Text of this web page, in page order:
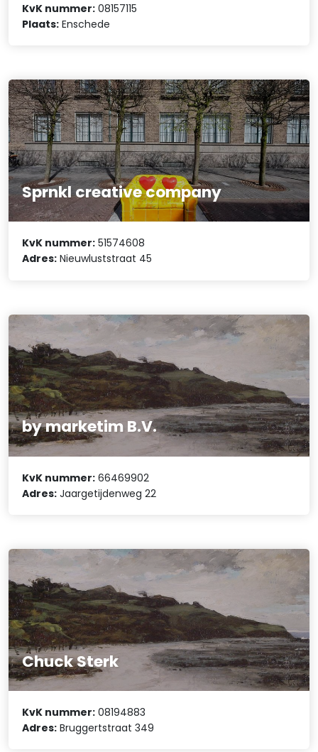
KvK nummer: 08157115
Plaats: Enschede
Sprnkl creative company
KvK nummer: 51574608
Adres: Nieuwluststraat 45
by marketim B.V.
KvK nummer: 66469902
Adres: Jaargetijdenweg 22
Chuck Sterk
KvK nummer: 08194883
Adres: Bruggertstraat 349